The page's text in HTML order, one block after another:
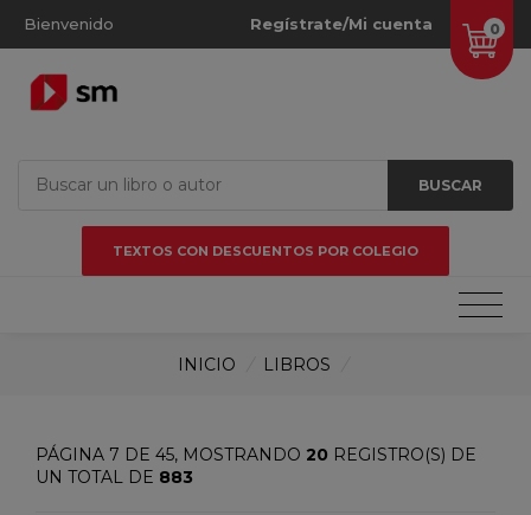
Bienvenido 0
Regístrate/Mi cuenta
BUSCAR
TEXTOS CON DESCUENTOS POR COLEGIO
INICIO LIBROS
PÁGINA 7 DE 45, MOSTRANDO 20 REGISTRO(S) DE
UN TOTAL DE 883